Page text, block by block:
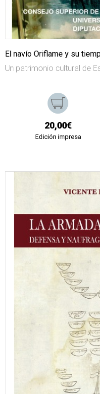
El navío Oriflame y su
Un patrimonio cultural de
20,00€
Edición impresa